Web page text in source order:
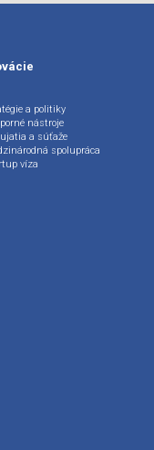
a politiky
nástroje
a súťaže
spolupráca
víza